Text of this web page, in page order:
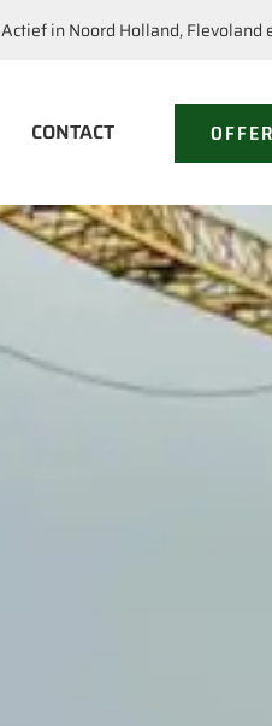
Actief in Noord Holland, Flevoland
CONTACT